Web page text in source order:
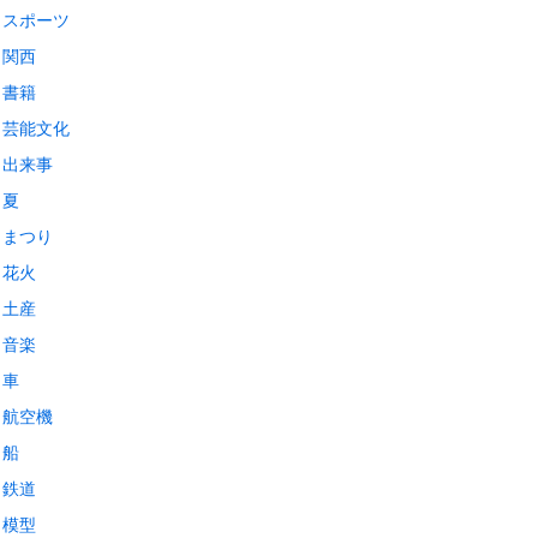
スポーツ
関西
書籍
芸能文化
出来事
夏
まつり
花火
土産
音楽
車
航空機
船
鉄道
模型